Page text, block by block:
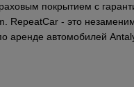
покрытием с
RepeatCar - это
аренде автомобилей